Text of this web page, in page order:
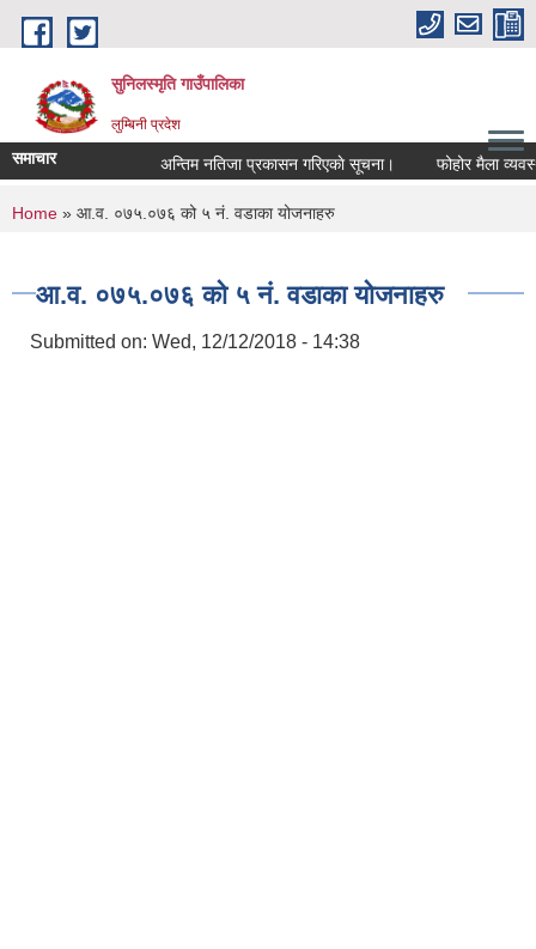
Skip to main content
सुनिलस्मृति गाउँपालिका
लुम्बिनी प्रदेश
समाचार अन्तिम नतिजा प्रकासन गरिएकाे सूचना। फोहोर मैला
You are here
Home » आ.व. ०७५.०७६ को ५ नं. वडाका योजनाहरु
आ.व. ०७५.०७६ को ५ नं. वडाका योजनाहरु
Submitted on: Wed, 12/12/2018 - 14:38